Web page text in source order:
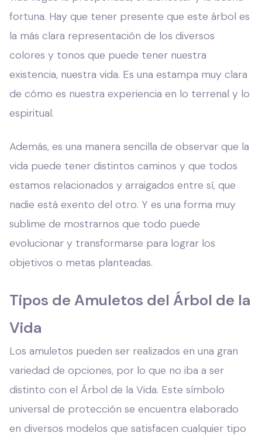
fortuna. Hay que tener presente que este árbol es
la más clara representación de los diversos
colores y tonos que puede tener nuestra
existencia, nuestra vida. Es una estampa muy clara
de cómo es nuestra experiencia en lo terrenal y lo
espiritual.
Además, es una manera sencilla de observar que la
vida puede tener distintos caminos y que todos
estamos relacionados y arraigados entre sí, que
nadie está exento del otro. Y es una forma muy
sublime de mostrarnos que todo puede
evolucionar y transformarse para lograr los
objetivos o metas planteadas.
Tipos de Amuletos del Árbol de la
Vida
Los amuletos pueden ser realizados en una gran
variedad de opciones, por lo que no iba a ser
distinto con el Árbol de la Vida. Este símbolo
universal de protección se encuentra elaborado
en diversos modelos que satisfacen cualquier tipo